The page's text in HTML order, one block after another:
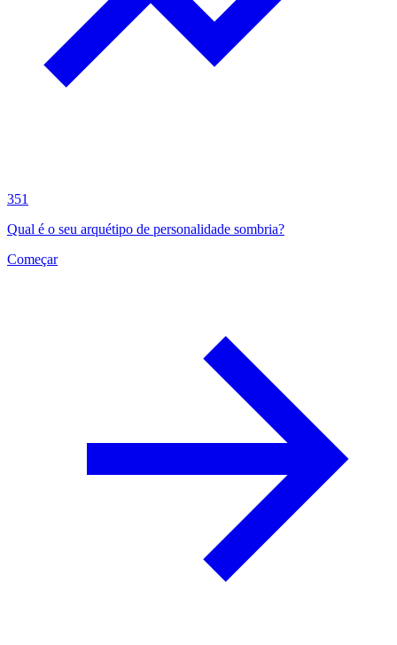
351
Qual é o seu arquétipo de personalidade sombria?
Começar